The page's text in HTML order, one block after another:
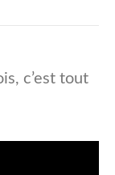
c’est tout